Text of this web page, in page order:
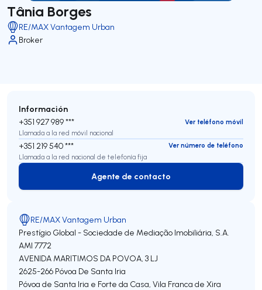
Tânia Borges
RE/MAX Vantagem Urban
Broker
Información
+351 927 989 ***
Ver teléfono móvil
Llamada a la red móvil nacional
+351 219 540 ***
Ver número de teléfono
Llamada a la red nacional de telefonía fija
Agente de contacto
Agente de contacto
RE/MAX Vantagem Urban
Prestígio Global - Sociedade de Mediação Imobiliária, S.A.
AMI 7772
AVENIDA MARITIMOS DA POVOA, 3 LJ
2625-266 Póvoa De Santa Iria
Póvoa de Santa Iria e Forte da Casa, Vila Franca de Xira